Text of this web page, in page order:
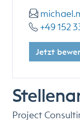
+49 152
Jetzt
Project